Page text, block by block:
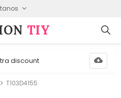
TIY
discount
T103D4155